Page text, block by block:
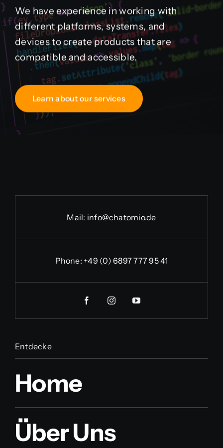
We have experience in working with
different platforms, systems, and
devices to create products that are
compatible and accessible.
Learn about our services
Mail: info@chatomio.de
Phone: +49 (0) 6897 777 95 41
Entdecke
Home
Über Uns